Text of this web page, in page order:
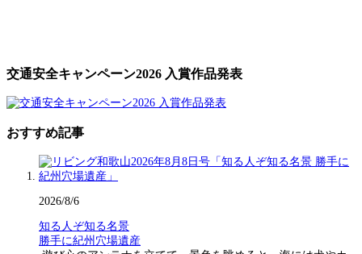
交通安全キャンペーン2026 入賞作品発表
おすすめ記事
2026/8/6
知る人ぞ知る名景
勝手に紀州穴場遺産